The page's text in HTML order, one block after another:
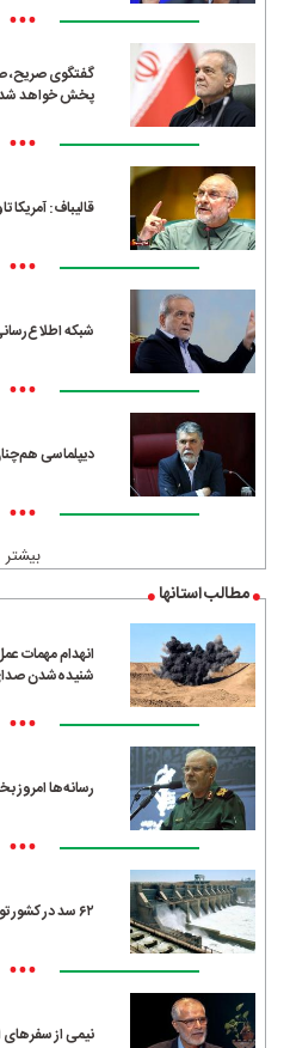
•••
گفتگوی صریح،
پخش خواهد
•••
قالیباف:
•••
شبکه
•••
دیپلماسی
•••
بیشتر
مطالب استانها
انهدام مهمات
شنیده‌شدن
•••
رسانه‌ها امروز
•••
۶۲ سد در کشور توسط قرارگاه خاتم احداث شده است
•••
نیمی از سفرهای